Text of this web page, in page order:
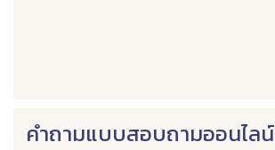
คำถามแบบสอบถามออนไลน์